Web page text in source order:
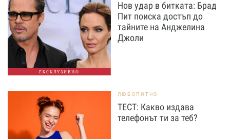
ЕКСКЛУЗИВНО
Нов удар в битката: Брад
Пит поиска достъп до
тайните на Анджелина
Джоли
ЛЮБОПИТНО
ТЕСТ: Какво издава
телефонът ти за теб?